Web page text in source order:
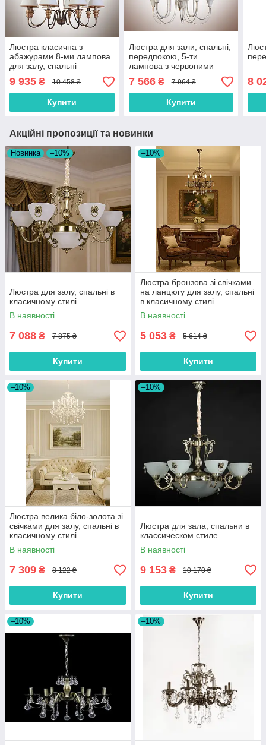
Люстра класична з
абажурами 8-ми лампова
для залу, спальні
9 935 ₴ 10 458 ₴
Купити
Люстра для зали, спальні,
передпокою, 5-ти
лампова з червоними
абажурами
7 566₴ 7 964 ₴
Купити
8
Акційні пропозиції та новинки
Новинка –10%
Люстра для залу, спальні в
класичному стилі
В наявності
7 088 ₴ 7 875 ₴
Купити
–10%
Люстра бронзова зі свічками
на ланцюгу для залу, спальні
в класичному стилі
В наявності
5 053 ₴ 5 614 ₴
Купити
–10%
Люстра велика біло-золота зі
свічками для залу, спальні в
класичному стилі
В наявності
7 309 ₴ 8 122 ₴
Купити
–10%
Люстра для зала, спальни в
классическом стиле
В наявності
9 153 ₴ 10 170 ₴
Купити
–10% –10%